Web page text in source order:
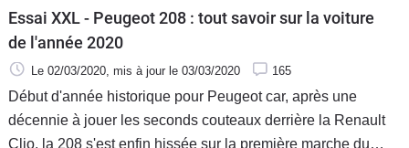
Essai XXL - Peugeot 208 : tout savoir sur la voiture
de l'année 2020
Le 02/03/2020 , mis à jour le 03/03/2020 165
Début d'année historique pour Peugeot car, après une
décennie à jouer les seconds couteaux derrière la Renault
Clio, la 208 s'est enfin hissée sur la première marche du